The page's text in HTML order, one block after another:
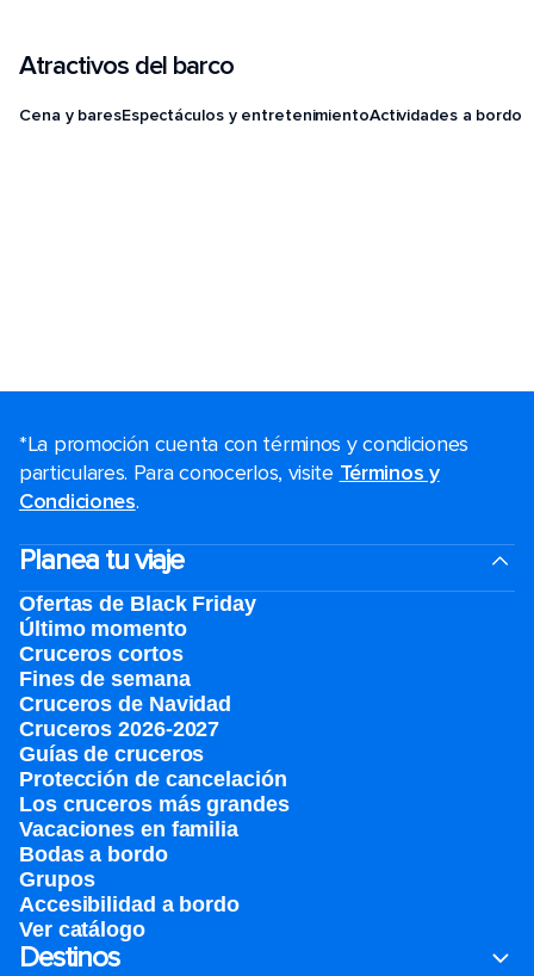
Atractivos del barco
Cena y baresEspectáculos y entretenimientoActividades a bordo
*La promoción cuenta con términos y condiciones
particulares. Para conocerlos, visite Términos y
Condiciones.
Planea tu viaje
Ofertas de Black Friday
Último momento
Cruceros cortos
Fines de semana
Cruceros de Navidad
Cruceros 2026-2027
Guías de cruceros
Protección de cancelación
Los cruceros más grandes
Vacaciones en familia
Bodas a bordo
Grupos
Accesibilidad a bordo
Ver catálogo
Destinos